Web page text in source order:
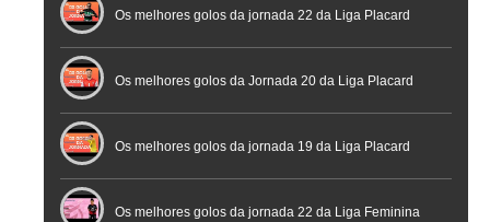
Futebol
Futsal | Documentário
Os melhores golos da jornada 22 da Liga Placard
Os melhores golos da Jornada 20 da Liga Placard
Futsal
Os melhores golos da jornada 19 da Liga Placard
Os melhores golos da jornada 22 da Liga Feminina